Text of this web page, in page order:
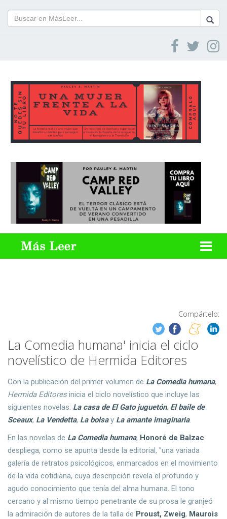
Compártelo:
La Comedia humana' inicia el ciclo
novelístico de Hermida Editores
Con la publicación del primer volumen de La Comedia humana,
Hermida Editoresinicia el ciclo novelístico que incluye las
siguientes novelas: La casa de El Gato juguetón, El baile de
Sceaux, La Vendetta, La bolsay La amante imaginaria.
En las novelas de La Comedia humana, Honoré de Balzac
despliega, como se apunta desde la editorial, "una variada
galería de retratos psicológicos, enmarcados en el movimiento
de la vida cotidiana, cuya descripción revela el profundo y
agudo conocimiento que tenía del alma humana. El tono
cercano y al mismo tiempo penetrante de su prosa le granjeó
la admiración de autores de la talla de Proust, Zweig, Maurois